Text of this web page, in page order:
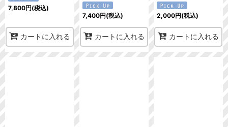
7,800円(税込)
カートに入れる
7,400円(税込)
カートに入れる
2,000円(税込)
カートに入れる